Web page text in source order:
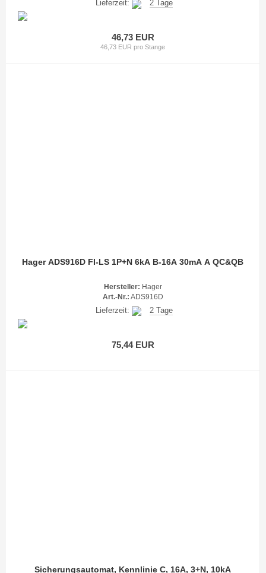
Lieferzeit: 2 Tage
46,73 EUR
46,73 EUR pro Stange
Hager ADS916D FI-LS 1P+N 6kA B-16A 30mA A QC&QB
Hersteller: Hager
Art.-Nr.: ADS916D
Lieferzeit: 2 Tage
75,44 EUR
Sicherungsautomat, Kennlinie C, 16A, 3+N, 10kA